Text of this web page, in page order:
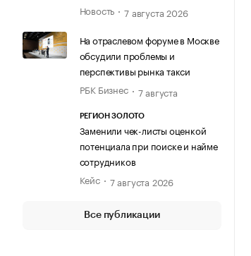
Новость
7 августа 2026
На отраслевом форуме в Москве
обсудили проблемы и
перспективы рынка такси
РБК Бизнес
7 августа
РЕГИОН ЗОЛОТО
Заменили чек-листы оценкой
потенциала при поиске и найме
сотрудников
Кейс
7 августа 2026
Все публикации